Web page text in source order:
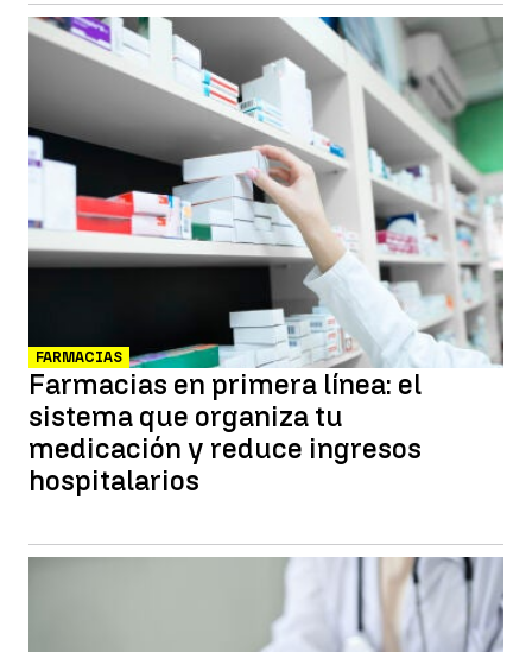
FARMACIAS
Farmacias en primera línea: el
sistema que organiza tu
medicación y reduce ingresos
hospitalarios